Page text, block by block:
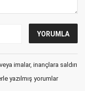
imalar, inançlara saldırı
yazılmış yorumlar